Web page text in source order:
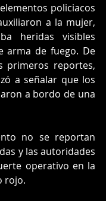
policiacos
a la mujer,
heridas visibles
arma de fuego. De
primeros reportes,
a señalar que los
a bordo de una
no se reportan
y las autoridades
operativo en la
rojo.